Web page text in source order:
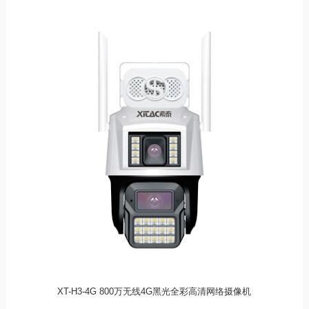
XT-H3-4G 800万无线4G黑光全彩高清网络摄像机